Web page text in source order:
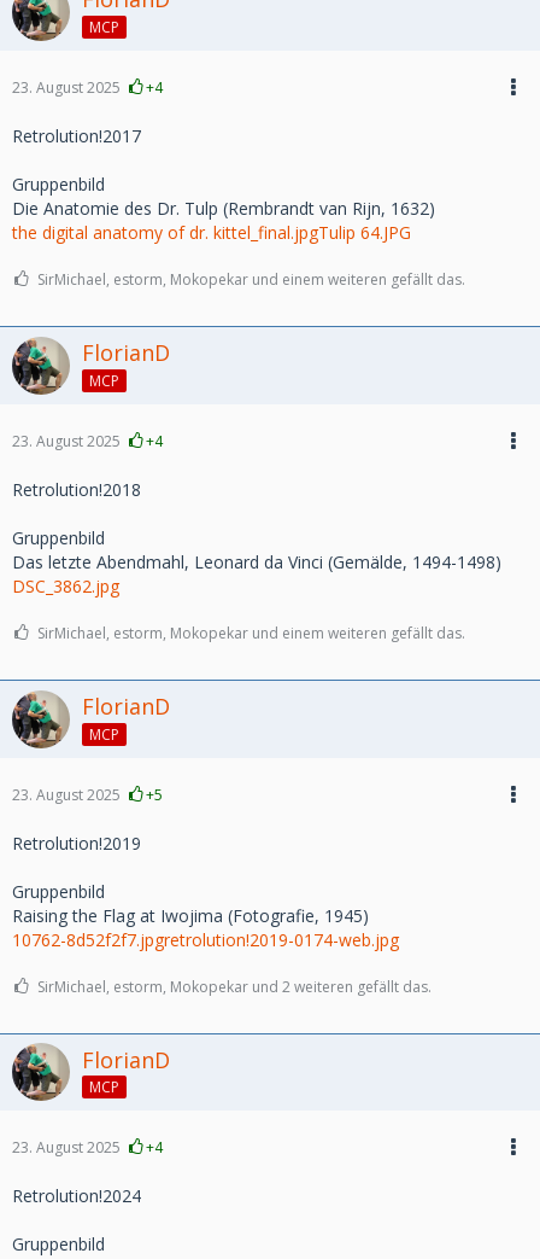
MCP
23. August 2025 +4
Retrolution!2017
Gruppenbild
Die Anatomie des Dr. Tulp (Rembrandt van Rijn, 1632)
the digital anatomy of dr. kittel_final.jpgTulip 64.JPG
SirMichael, estorm, Mokopekar und einem weiteren gefällt das.
FlorianD
MCP
23. August 2025 +4
Retrolution!2018
Gruppenbild
Das letzte Abendmahl, Leonard da Vinci (Gemälde, 1494-1498)
DSC_3862.jpg
SirMichael, estorm, Mokopekar und einem weiteren gefällt das.
FlorianD
MCP
23. August 2025 +5
Retrolution!2019
Gruppenbild
Raising the Flag at Iwojima (Fotografie, 1945)
10762-8d52f2f7.jpgretrolution!2019-0174-web.jpg
SirMichael, estorm, Mokopekar und 2 weiteren gefällt das.
FlorianD
MCP
23. August 2025 +4
Retrolution!2024
Gruppenbild